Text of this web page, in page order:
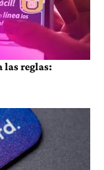
las reglas: